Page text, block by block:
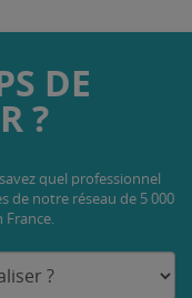
DE
?
quel professionnel
de notre réseau de 5 000
France.